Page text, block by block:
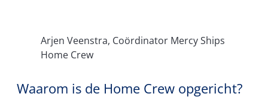
Arjen Veenstra, Coördinator Mercy Ships
Home Crew
Waarom is de Home Crew opgericht?